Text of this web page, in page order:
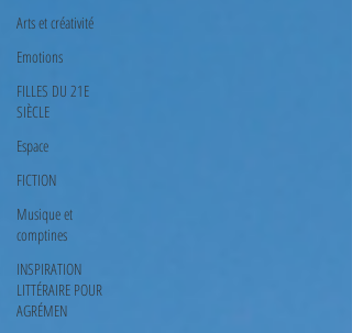
Arts et créativité
Emotions
FILLES DU 21E
SIÈCLE
Espace
FICTION
Musique et
comptines
INSPIRATION
LITTÉRAIRE POUR
AGRÉMEN